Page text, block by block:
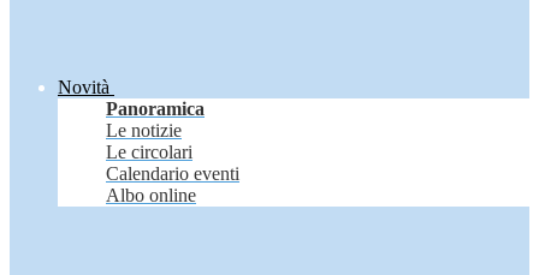
Novità
Panoramica
Le notizie
Le circolari
Calendario eventi
Albo online